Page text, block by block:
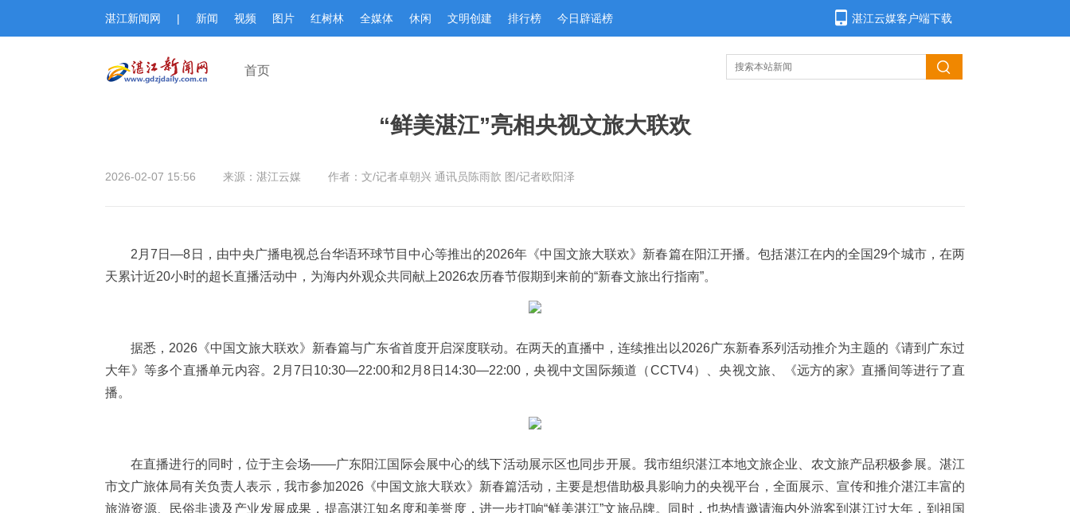
湛江新闻网 | 新闻 视频 图片 红树林 全媒体 休闲 文明创建 排行榜 今日辟谣榜 湛江云媒客户端下载
首页
“鲜美湛江”亮相央视文旅大联欢
2026-02-07 15:56 来源：湛江云媒 作者：文/记者卓朝兴 通讯员陈雨歆 图/记者欧阳泽
2月7日—8日，由中央广播电视总台华语环球节目中心等推出的2026年《中国文旅大联欢》新春篇在阳江开播。包括湛江在内的全国29个城市，在两
天累计近20小时的超长直播活动中，为海内外观众共同献上2026农历春节假期到来前的“新春文旅出行指南”。
据悉，2026《中国文旅大联欢》新春篇与广东省首度开启深度联动。在两天的直播中，连续推出以2026广东新春系列活动推介为主题的《请到广东过
大年》等多个直播单元内容。2月7日10:30—22:00和2月8日14:30—22:00，央视中文国际频道（CCTV4）、央视文旅、《远方的家》直播间等进行了直
播。
在直播进行的同时，位于主会场——广东阳江国际会展中心的线下活动展示区也同步开展。我市组织湛江本地文旅企业、农文旅产品积极参展。湛江
市文广旅体局有关负责人表示，我市参加2026《中国文旅大联欢》新春篇活动，主要是想借助极具影响力的央视平台，全面展示、宣传和推介湛江丰富的
旅游资源、民俗非遗及产业发展成果，提高湛江知名度和美誉度，进一步打响“鲜美湛江”文旅品牌。同时，也热情邀请海内外游客到湛江过大年，到祖国